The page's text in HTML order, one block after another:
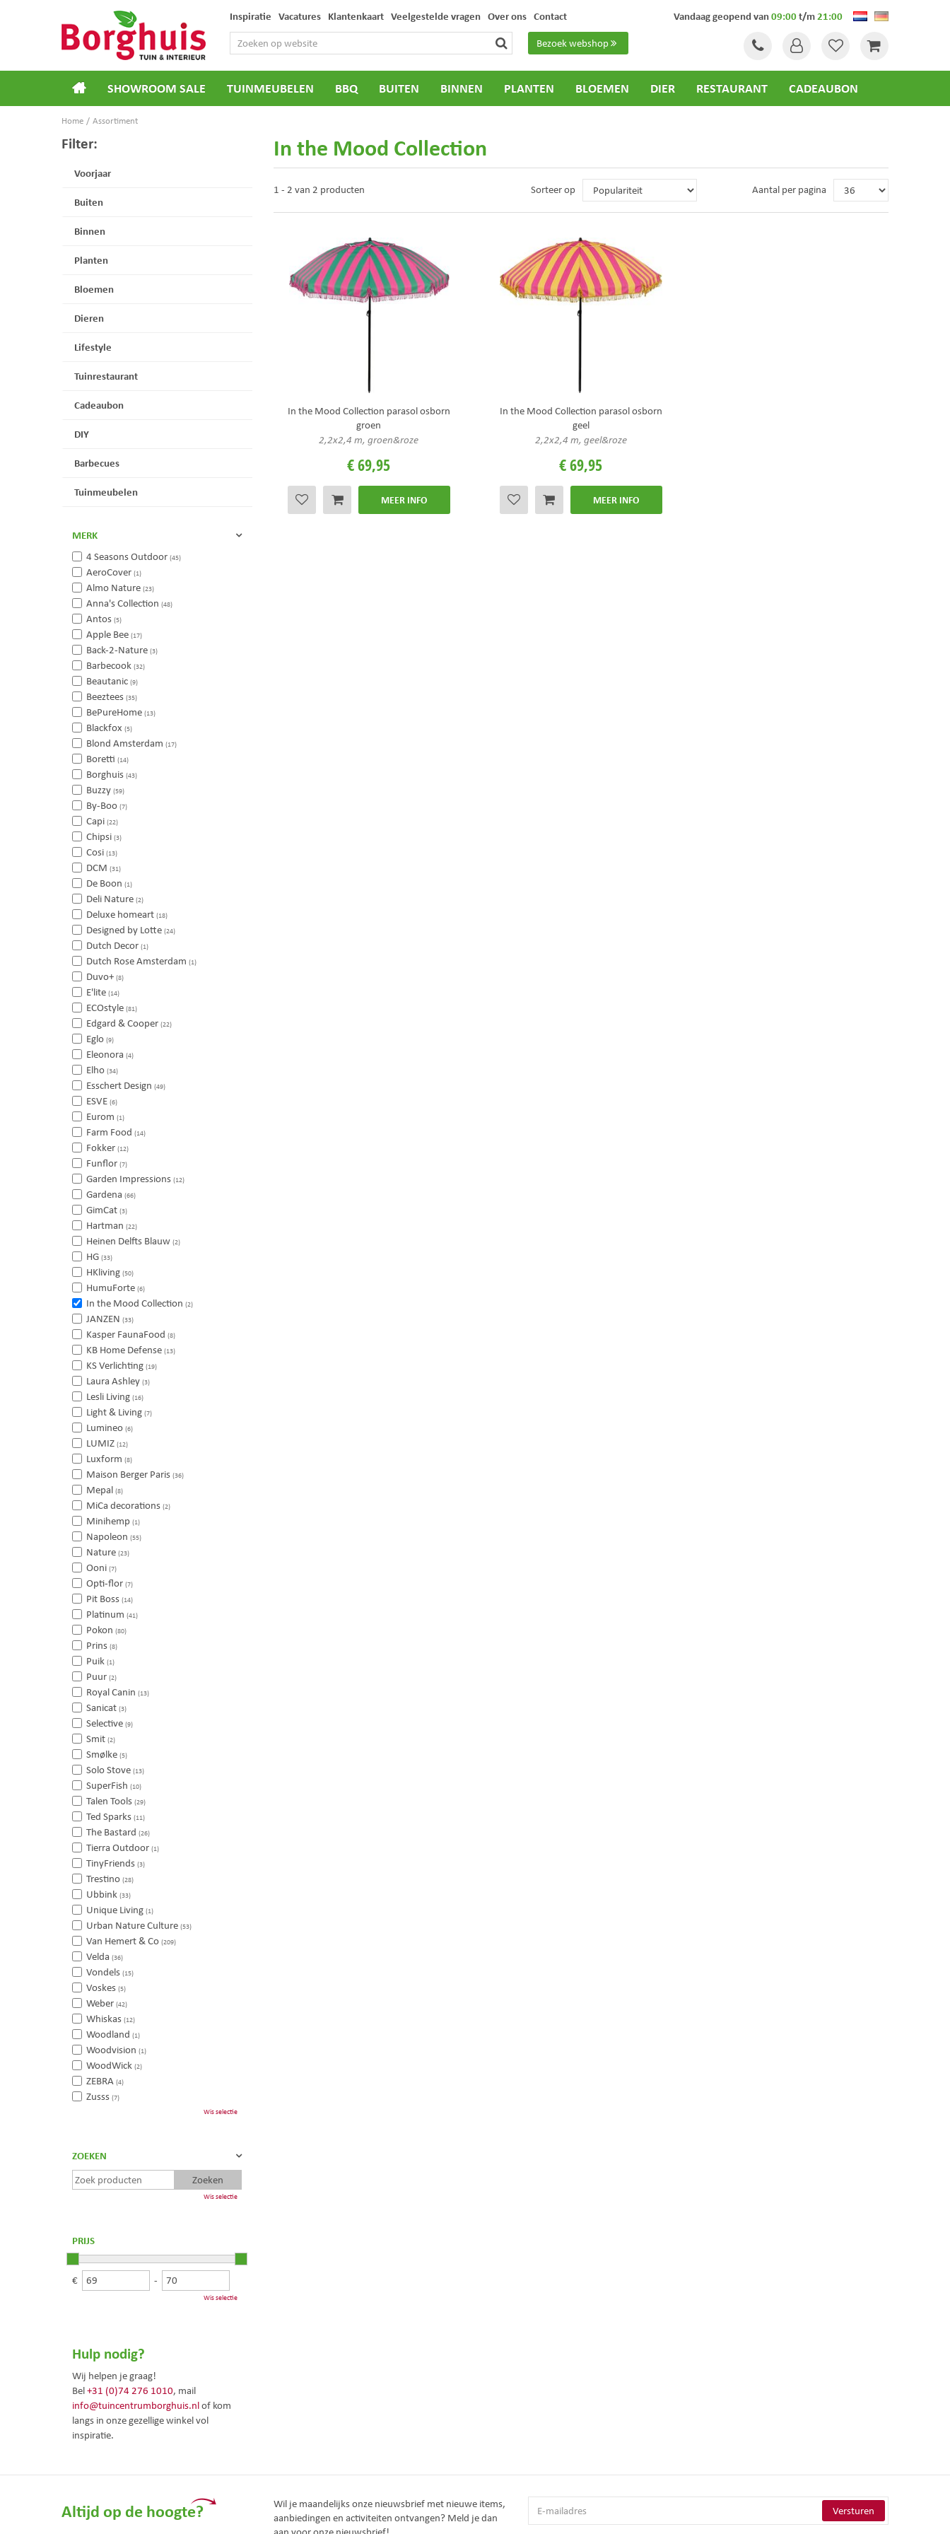
Home Assortiment
Bezoek webshop
Inspiratie Vacatures Klantenkaart Veelgestelde vragen Over ons Contact Vandaag geopend van09:00t/m21:00
SHOWROOM SALE TUINMEUBELEN BBQ BUITEN BINNEN PLANTEN BLOEMEN DIER RESTAURANT CADEAUBON
In the Mood Collection
1 - 2 van 2 producten Aantal per pagina
Sorteer op
In the Mood Collection parasol osborn
groen
2,2x2,4 m, groen&roze
€69,95
MEER INFO
In the Mood Collection parasol osborn
geel
2,2x2,4 m, geel&roze
€69,95
MEER INFO
Filter:
Voorjaar
Buiten
Binnen
Planten
Bloemen
Dieren
Lifestyle
Tuinrestaurant
Cadeaubon
DIY
Barbecues
Tuinmeubelen
MERK
4 Seasons Outdoor (45)
AeroCover (1)
Almo Nature (23)
Anna's Collection (48)
Antos (5)
Apple Bee (17)
Back-2-Nature (3)
Barbecook (32)
Beautanic (9)
Beeztees (35)
BePureHome (13)
Blackfox (5)
Blond Amsterdam (17)
Boretti (14)
Borghuis (43)
Buzzy (59)
By-Boo (7)
Capi (22)
Chipsi (3)
Cosi (13)
DCM (31)
De Boon (1)
Deli Nature (2)
Deluxe homeart (18)
Designed by Lotte (24)
Dutch Decor (1)
Dutch Rose Amsterdam (1)
Duvo+ (8)
E'lite (14)
ECOstyle (81)
Edgard & Cooper (22)
Eglo (9)
Eleonora (4)
Elho (34)
Esschert Design (49)
ESVE (6)
Eurom (1)
Farm Food (14)
Fokker (12)
Funflor (7)
Garden Impressions (12)
Gardena (66)
GimCat (3)
Hartman (22)
Heinen Delfts Blauw (2)
HG (33)
HKliving (50)
HumuForte (6)
In the Mood Collection (2)
JANZEN (33)
Kasper FaunaFood (8)
KB Home Defense (13)
KS Verlichting (19)
Laura Ashley (3)
Lesli Living (16)
Light & Living (7)
Lumineo (6)
LUMIZ (12)
Luxform (8)
Maison Berger Paris (36)
Mepal (8)
MiCa decorations (2)
Minihemp (1)
Napoleon (55)
Nature (23)
Ooni (7)
Opti-flor (7)
Pit Boss (14)
Platinum (41)
Pokon (80)
Prins (8)
Puik (1)
Puur (2)
Royal Canin (13)
Sanicat (3)
Selective (9)
Smit (2)
Smølke (5)
Solo Stove (13)
SuperFish (10)
Talen Tools (29)
Ted Sparks (11)
The Bastard (26)
Tierra Outdoor (1)
TinyFriends (3)
Trestino (28)
Ubbink (33)
Unique Living (1)
Urban Nature Culture (53)
Van Hemert & Co (209)
Velda (36)
Vondels (15)
Voskes (5)
Weber (42)
Whiskas (12)
Woodland (1)
Woodvision (1)
WoodWick (2)
ZEBRA (4)
Zusss (7)
Wis selectie
ZOEKEN
Wis selectie
PRIJS
€ -
Wis selectie
Hulp nodig?
Wij helpen je graag!
Bel+31 (0)74 276 1010, mail
info@tuincentrumborghuis.nlof kom
langs in onze gezellige winkel vol
inspiratie.
Altijd op de hoogte?
Wil je maandelijks onze nieuwsbrief met nieuwe items,
aanbiedingen en activiteiten ontvangen? Meld je dan